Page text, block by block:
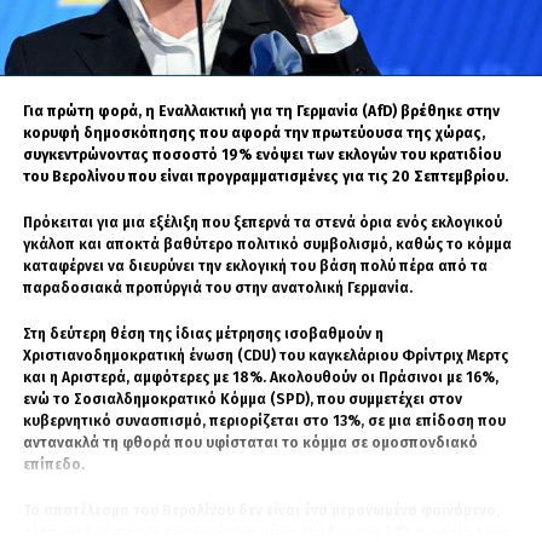
Τομέας
Περίοδος
Ειδικού
Καθεστώτος
Μετα-
Αποκεντρωμένη
Περίοδος (2019–
Ασφάλεια &
Καθημερινότητα
Συχνές διακοπές
λειτουργίας
σχολείων, βίαιες
Αποκατάσταση της
δημόσιας τάξης,
εξάλειψη ταραχών.
Διοίκηση &
Εκπροσώπηση
Συγκεντρωτική
εξουσία σε
τοπικές
πολιτικές
δυναστείες.
Ενίσχυση της βάσης
μέσω εκλογών σε 3
επίπεδα
αυτοδιοίκησης.
Οικονομία &
Υποδομές
Επενδυτική
επιβράδυνση,
απομόνωση.
Ρεκόρ τουριστικής
προσέλευσης,
διεθνή συνέδρια,
Για πρώτη φορά, η Εναλλακτική για τη Γερμανία (AfD) βρέθηκε στην
κορυφή δημοσκόπησης που αφορά την πρωτεύουσα της χώρας,
συγκεντρώνοντας ποσοστό 19% ενόψει των εκλογών του κρατιδίου
του Βερολίνου που είναι προγραμματισμένες για τις 20 Σεπτεμβρίου.
Πρόκειται για μια εξέλιξη που ξεπερνά τα στενά όρια ενός εκλογικού
γκάλοπ και αποκτά βαθύτερο πολιτικό συμβολισμό, καθώς το κόμμα
καταφέρνει να διευρύνει την εκλογική του βάση πολύ πέρα από τα
παραδοσιακά προπύργιά του στην ανατολική Γερμανία.
Στη δεύτερη θέση της ίδιας μέτρησης ισοβαθμούν η
Χριστιανοδημοκρατική ένωση (CDU) του καγκελάριου Φρίντριχ Μερτς
και η Αριστερά, αμφότερες με 18%. Ακολουθούν οι Πράσινοι με 16%,
ενώ το Σοσιαλδημοκρατικό Κόμμα (SPD), που συμμετέχει στον
κυβερνητικό συνασπισμό, περιορίζεται στο 13%, σε μια επίδοση που
αντανακλά τη φθορά που υφίσταται το κόμμα σε ομοσπονδιακό
επίπεδο.